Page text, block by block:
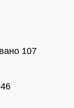
107